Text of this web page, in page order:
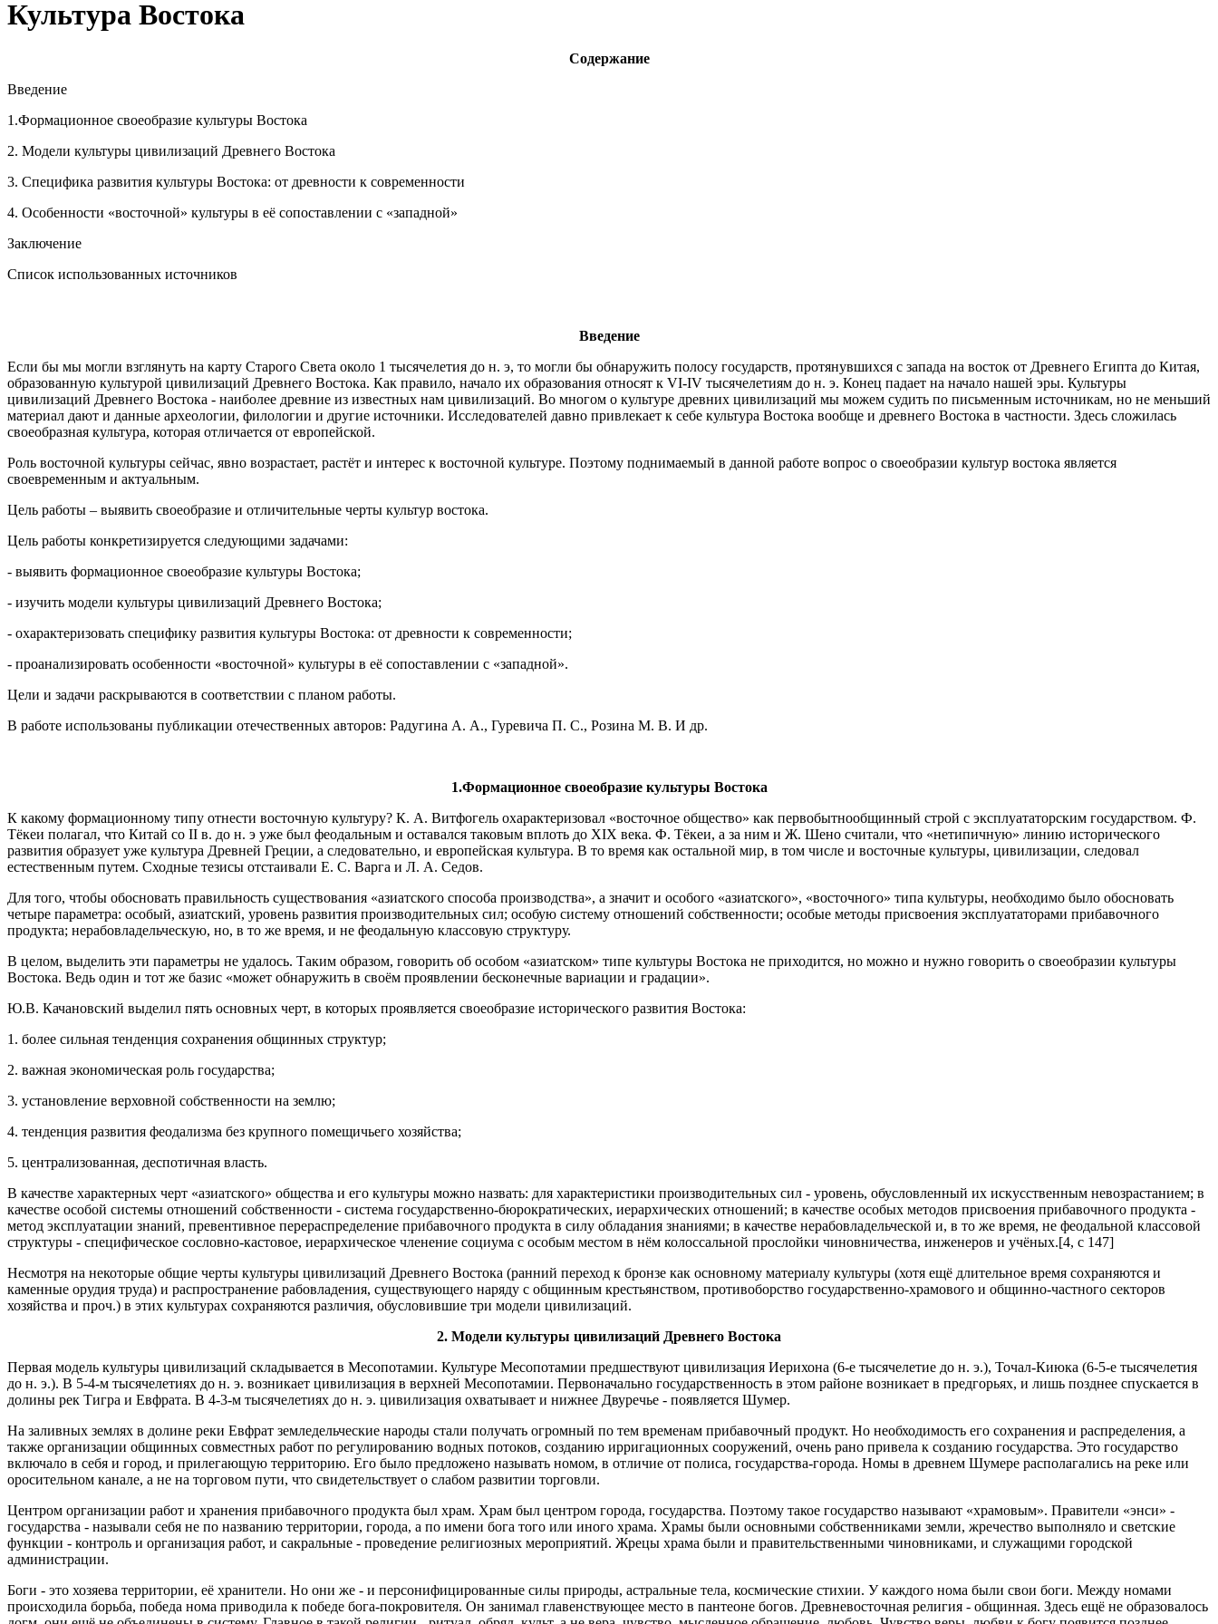
Культура Востока
Содержание
Введение
1.Формационное своеобразие культуры Востока
2. Модели культуры цивилизаций Древнего Востока
3. Специфика развития культуры Востока: от древности к современности
4. Особенности «восточной» культуры в её сопоставлении с «западной»
Заключение
Список использованных источников
Введение
Если бы мы могли взглянуть на карту Старого Света около 1 тысячелетия до н. э, то могли бы обнаружить полосу государств, протянувшихся с запада на восток от Древнего Египта до Китая,
образованную культурой цивилизаций Древнего Востока. Как правило, начало их образования относят к VI-IV тысячелетиям до н. э. Конец падает на начало нашей эры. Культуры
цивилизаций Древнего Востока - наиболее древние из известных нам цивилизаций. Во многом о культуре древних цивилизаций мы можем судить по письменным источникам, но не меньший
материал дают и данные археологии, филологии и другие источники. Исследователей давно привлекает к себе культура Востока вообще и древнего Востока в частности. Здесь сложилась
своеобразная культура, которая отличается от европейской.
Роль восточной культуры сейчас, явно возрастает, растёт и интерес к восточной культуре. Поэтому поднимаемый в данной работе вопрос о своеобразии культур востока является
своевременным и актуальным.
Цель работы – выявить своеобразие и отличительные черты культур востока.
Цель работы конкретизируется следующими задачами:
- выявить формационное своеобразие культуры Востока;
- изучить модели культуры цивилизаций Древнего Востока;
- охарактеризовать специфику развития культуры Востока: от древности к современности;
- проанализировать особенности «восточной» культуры в её сопоставлении с «западной».
Цели и задачи раскрываются в соответствии с планом работы.
В работе использованы публикации отечественных авторов: Радугина А. А., Гуревича П. С., Розина М. В. И др.
1.Формационное своеобразие культуры Востока
К какому формационному типу отнести восточную культуру? К. А. Витфогель охарактеризовал «восточное общество» как первобытнообщинный строй с эксплуататорским государством. Ф.
Тёкеи полагал, что Китай со II в. до н. э уже был феодальным и оставался таковым вплоть до ХIХ века. Ф. Тёкеи, а за ним и Ж. Шено считали, что «нетипичную» линию исторического
развития образует уже культура Древней Греции, а следовательно, и европейская культура. В то время как остальной мир, в том числе и восточные культуры, цивилизации, следовал
естественным путем. Сходные тезисы отстаивали Е. С. Варга и Л. А. Седов.
Для того, чтобы обосновать правильность существования «азиатского способа производства», а значит и особого «азиатского», «восточного» типа культуры, необходимо было обосновать
четыре параметра: особый, азиатский, уровень развития производительных сил; особую систему отношений собственности; особые методы присвоения эксплуататорами прибавочного
продукта; нерабовладельческую, но, в то же время, и не феодальную классовую структуру.
В целом, выделить эти параметры не удалось. Таким образом, говорить об особом «азиатском» типе культуры Востока не приходится, но можно и нужно говорить о своеобразии культуры
Востока. Ведь один и тот же базис «может обнаружить в своём проявлении бесконечные вариации и градации».
Ю.В. Качановский выделил пять основных черт, в которых проявляется своеобразие исторического развития Востока:
1. более сильная тенденция сохранения общинных структур;
2. важная экономическая роль государства;
3. установление верховной собственности на землю;
4. тенденция развития феодализма без крупного помещичьего хозяйства;
5. централизованная, деспотичная власть.
В качестве характерных черт «азиатского» общества и его культуры можно назвать: для характеристики производительных сил - уровень, обусловленный их искусственным невозрастанием; в
качестве особой системы отношений собственности - система государственно-бюрократических, иерархических отношений; в качестве особых методов присвоения прибавочного продукта -
метод эксплуатации знаний, превентивное перераспределение прибавочного продукта в силу обладания знаниями; в качестве нерабовладельческой и, в то же время, не феодальной классовой
структуры - специфическое сословно-кастовое, иерархическое членение социума с особым местом в нём колоссальной прослойки чиновничества, инженеров и учёных.[4, с 147]
Несмотря на некоторые общие черты культуры цивилизаций Древнего Востока (ранний переход к бронзе как основному материалу культуры (хотя ещё длительное время сохраняются и
каменные орудия труда) и распространение рабовладения, существующего наряду с общинным крестьянством, противоборство государственно-храмового и общинно-частного секторов
хозяйства и проч.) в этих культурах сохраняются различия, обусловившие три модели цивилизаций.
2. Модели культуры цивилизаций Древнего Востока
Первая модель культуры цивилизаций складывается в Месопотамии. Культуре Месопотамии предшествуют цивилизация Иерихона (6-е тысячелетие до н. э.), Точал-Киюка (6-5-е тысячелетия
до н. э.). В 5-4-м тысячелетиях до н. э. возникает цивилизация в верхней Месопотамии. Первоначально государственность в этом районе возникает в предгорьях, и лишь позднее спускается в
долины рек Тигра и Евфрата. В 4-3-м тысячелетиях до н. э. цивилизация охватывает и нижнее Двуречье - появляется Шумер.
На заливных землях в долине реки Евфрат земледельческие народы стали получать огромный по тем временам прибавочный продукт. Но необходимость его сохранения и распределения, а
также организации общинных совместных работ по регулированию водных потоков, созданию ирригационных сооружений, очень рано привела к созданию государства. Это государство
включало в себя и город, и прилегающую территорию. Его было предложено называть номом, в отличие от полиса, государства-города. Номы в древнем Шумере располагались на реке или
оросительном канале, а не на торговом пути, что свидетельствует о слабом развитии торговли.
Центром организации работ и хранения прибавочного продукта был храм. Храм был центром города, государства. Поэтому такое государство называют «храмовым». Правители «энси» -
государства - называли себя не по названию территории, города, а по имени бога того или иного храма. Храмы были основными собственниками земли, жречество выполняло и светские
функции - контроль и организация работ, и сакральные - проведение религиозных мероприятий. Жрецы храма были и правительственными чиновниками, и служащими городской
администрации.
Боги - это хозяева территории, её хранители. Но они же - и персонифицированные силы природы, астральные тела, космические стихии. У каждого нома были свои боги. Между номами
происходила борьба, победа нома приводила к победе бога-покровителя. Он занимал главенствующее место в пантеоне богов. Древневосточная религия - общинная. Здесь ещё не образовалось